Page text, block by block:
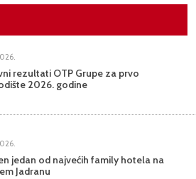
rezultati OTP Grupe za prvo
2026. godine
jedan od najvećih family hotela na
Jadranu